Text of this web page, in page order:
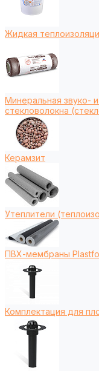
Жидкая
Минеральная звуко-
стекловолокна
Керамзит
Утеплители
ПВХ-мембраны
Комплектация для